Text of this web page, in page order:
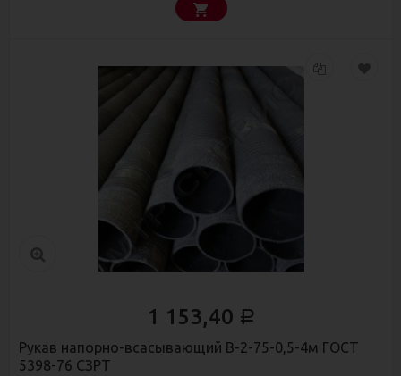
1 153,40 Р
Рукав напорно-всасывающий В-2-75-0,5-4м ГОСТ
5398-76 СЗРТ